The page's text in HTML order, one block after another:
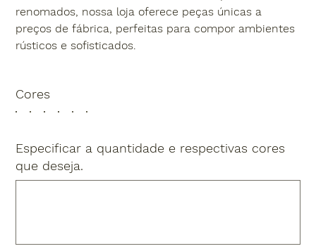
renomados, nossa loja oferece peças únicas a
preços de fábrica, perfeitas para compor ambientes
rústicos e sofisticados.
Cores
Especificar a quantidade e respectivas cores
que deseja.